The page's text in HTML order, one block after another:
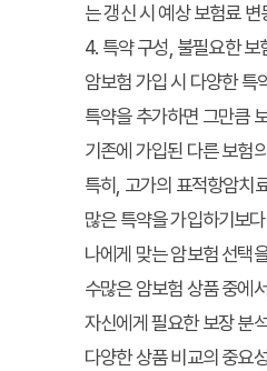
는 갱신 시 예상 보험료
4. 특약 구성, 불필요한 보
암보험 가입 시 다양한 특
특약을 추가하면 그만큼
기존에 가입된 다른 보험
특히, 고가의 표적항암치
많은 특약을 가입하기보
나에게 맞는 암보험 선택
수많은 암보험 상품 중에
자신에게 필요한 보장 분
다양한 상품 비교의 중요